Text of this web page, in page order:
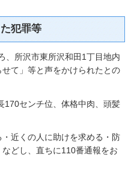
犯罪等
、所沢市東所沢和田1丁目地内
て」等と声をかけられたとの
170センチ位、体格中肉、頭髪
近くの人に助けを求める・防
どし、直ちに110番通報をお